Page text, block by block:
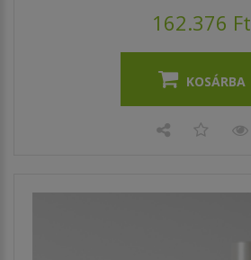
162.376 Ft
KOSÁRBA